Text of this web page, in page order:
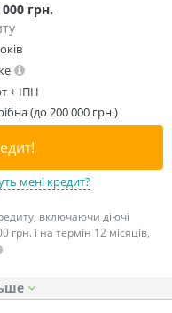
грн.
+ ІПН
(до 200 000 грн.)
мені кредит?
включаючи діючі
грн. і на термін 12 місяців,